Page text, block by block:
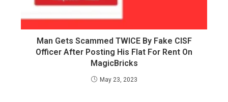
Man Gets Scammed TWICE By Fake CISF
Officer After Posting His Flat For Rent On
MagicBricks
May 23, 2023